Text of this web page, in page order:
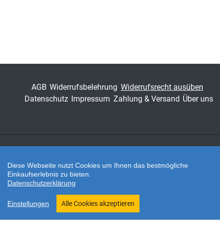
AGB Widerrufsbelehrung Widerrufsrecht ausüben
Datenschutz Impressum Zahlung & Versand Über uns
Twitter
Shop erstellt mit VersaCommerce.
Diese Webseite nutzt Cookies um Ihnen das bestmögliche
Einkaufserlebnis zu bieten.
Datenschutzerklärung
Einstellungen Alle Cookies akzeptieren